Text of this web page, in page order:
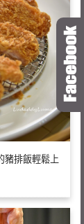
豬排飯輕鬆上